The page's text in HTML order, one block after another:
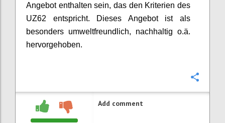
Angebot enthalten sein, das den Kriterien des
UZ62 entspricht. Dieses Angebot ist als
besonders umweltfreundlich, nachhaltig o.ä.
hervorgehoben.
Add comment